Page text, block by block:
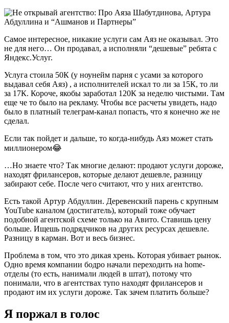
Самое интересное, никакие услуги сам Аяз не оказывал. Это
не для него… Он продавал, а исполняли “дешевые” ребята с
Яндекс.Услуг.
Услуга стоила 50К (у ноунейм парня с усами за которого
выдавал себя Аяз) , а исполнителей искал то ли за 15К, то ли
за 17К. Короче, якобы заработал 120К за неделю чистыми. Там
еще че то было на рекламу. Чтобы все расчеты увидеть, надо
было в платный телеграм-канал попасть, что я конечно же не
сделал.
Если так пойдет и дальше, то когда-нибудь Аяз может стать
миллионером😂
…Но знаете что? Так многие делают: продают услуги дороже,
находят фрилансеров, которые делают дешевле, разницу
забирают себе. После чего считают, что у них агентство.
Есть такой Артур Абдуллин. Деревенский парень с крупным
YouTube каналом (достигатель), который тоже обучает
подобной агентской схеме только на Авито. Ставишь цену
больше. Ищешь подрядчиков на других ресурсах дешевле.
Разницу в карман. Вот и весь бизнес.
Проблема в том, что это дикая хрень. Которая убивает рынок.
Одно время компании бодро начали переходить на home-
отделы (то есть, нанимали людей в штат), потому что
понимали, что в агентствах тупо находят фрилансеров и
продают им их услуги дороже. Так зачем платить больше?
Я поржал в голос